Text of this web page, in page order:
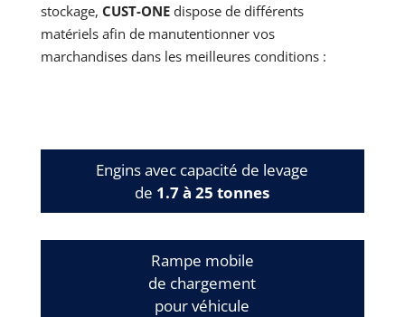
stockage, CUST-ONEdispose de différents
matériels afin de manutentionner vos
marchandises dans les meilleures conditions :
Engins avec capacité de levage
de 1.7 à 25 tonnes
Rampe mobile
de chargement
pour véhicule